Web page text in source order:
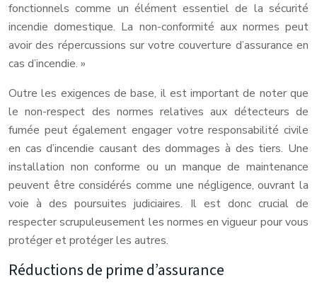
fonctionnels comme un élément essentiel de la sécurité
incendie domestique. La non-conformité aux normes peut
avoir des répercussions sur votre couverture d’assurance en
cas d’incendie. »
Outre les exigences de base, il est important de noter que
le non-respect des normes relatives aux détecteurs de
fumée peut également engager votre responsabilité civile
en cas d’incendie causant des dommages à des tiers. Une
installation non conforme ou un manque de maintenance
peuvent être considérés comme une négligence, ouvrant la
voie à des poursuites judiciaires. Il est donc crucial de
respecter scrupuleusement les normes en vigueur pour vous
protéger et protéger les autres.
Réductions de prime d’assurance